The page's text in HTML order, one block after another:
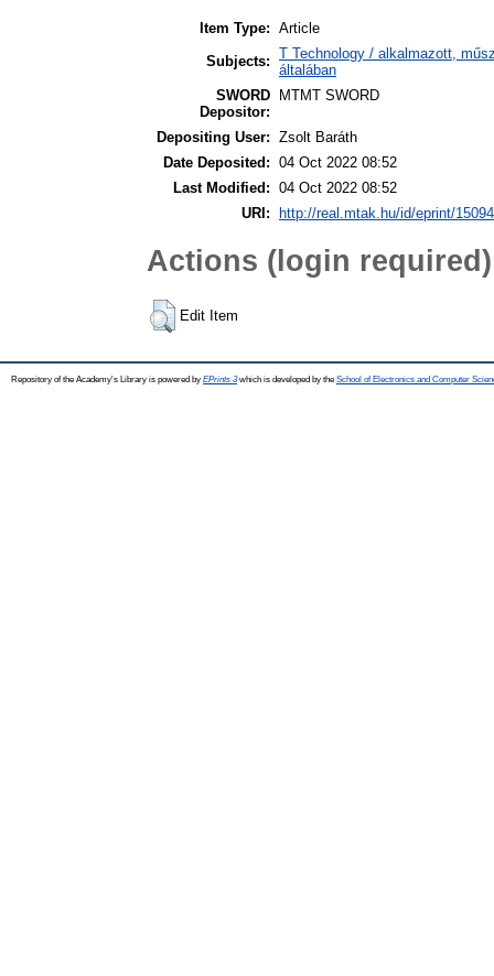
Item Type: Article
Subjects: T Technology / alkalmazott,
általában
SWORD
Depositor:
MTMT SWORD
Depositing User: Zsolt Baráth
Date Deposited: 04 Oct 2022 08:52
Last Modified: 04 Oct 2022 08:52
URI:
http://real.mtak.hu/id/eprint/
Actions (login required)
Edit Item
Repository of the Academy's Library is powered by EPrints 3which is developed by the School of Electronics and Computer